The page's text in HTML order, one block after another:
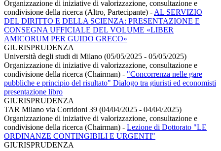
Organizzazione di iniziative di valorizzazione, consultazione e
condivisione della ricerca (Altro, Partecipante) - AL SERVIZIO
DEL DIRITTO E DELLA SCIENZA: PRESENTAZIONE E
CONSEGNA UFFICIALE DEL VOLUME «LIBER
AMICORUM PER GUIDO GRECO»
GIURISPRUDENZA
Università degli studi di Milano (05/05/2025 - 05/05/2025)
Organizzazione di iniziative di valorizzazione, consultazione e
condivisione della ricerca (Chairman) - "Concorrenza nelle gare
pubbliche e principio del risultato" Dialogo tra giuristi ed economisti
presentazione libro
GIURISPRUDENZA
TAR Milano via Corridoni 39 (04/04/2025 - 04/04/2025)
Organizzazione di iniziative di valorizzazione, consultazione e
condivisione della ricerca (Chairman) - Lezione di Dottorato "LE
ORDINANZE CONTINGIBILI E URGENTI"
GIURISPRUDENZA